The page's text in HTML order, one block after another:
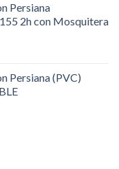
Persiana
2h con Mosquitera
Persiana (PVC)